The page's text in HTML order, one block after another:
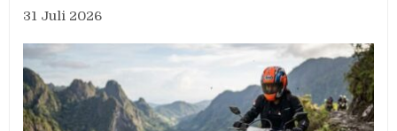
31 Juli 2026